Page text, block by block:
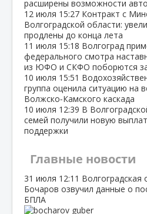
расширены возможности
12 июля 15:27 Контракт с
Волгоградской области:
продлены до конца лета
11 июля 15:18 Волгоград
федерального смотра
из ЮФО и СКФО поборются
10 июля 15:51
группа оценила ситуацию на
Волжско‑Камского каскада
10 июля 12:39 В
семей получили новую
поддержки
Главные новости
31 июля 12:11 Волгоградская
Бочаров озвучил данные о
БПЛА